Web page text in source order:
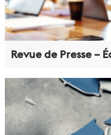
Revue de Presse –